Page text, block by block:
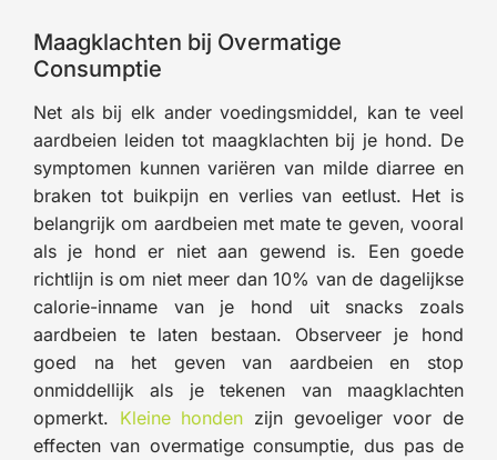
Maagklachten bij Overmatige
Consumptie
Net als bij elk ander voedingsmiddel, kan te veel
aardbeien leiden tot maagklachten bij je hond. De
symptomen kunnen variëren van milde diarree en
braken tot buikpijn en verlies van eetlust. Het is
belangrijk om aardbeien met mate te geven, vooral
als je hond er niet aan gewend is. Een goede
richtlijn is om niet meer dan 10% van de dagelijkse
calorie-inname van je hond uit snacks zoals
aardbeien te laten bestaan. Observeer je hond
goed na het geven van aardbeien en stop
onmiddellijk als je tekenen van maagklachten
opmerkt. Kleine honden zijn gevoeliger voor de
effecten van overmatige consumptie, dus pas de